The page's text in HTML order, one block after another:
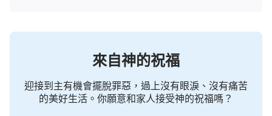
樣，跟整個以色列民作的都不一樣，人看了之後就不
敢定準了，「到底是不是出于神的呢？」耶穌并不守
耶和華的律法，他來了教訓人所講的都是新的，與舊
來自神的祝福
迎接到主有機會擺脫罪惡，過上沒有眼淚、沒有痛苦
的美好生活。你願意和家人接受神的祝福嗎？